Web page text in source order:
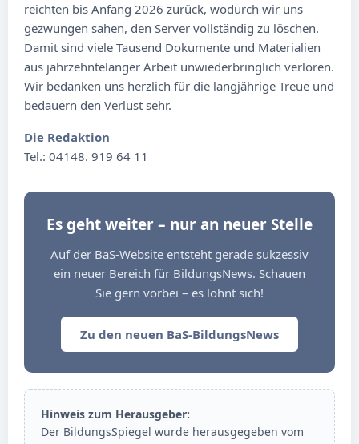
reichten bis Anfang 2026 zurück, wodurch wir uns
gezwungen sahen, den Server vollständig zu löschen.
Damit sind viele Tausend Dokumente und Materialien
aus jahrzehntelanger Arbeit unwiederbringlich verloren.
Wir bedanken uns herzlich für die langjährige Treue und
bedauern den Verlust sehr.
Die Redaktion
Tel.: 04148. 919 64 11
Es geht weiter – nur an neuer Stelle
Auf der BaS-Website entsteht gerade sukzessiv
ein neuer Bereich für BildungsNews. Schauen
Sie gern vorbei – es lohnt sich!
Zu den neuen BaS-BildungsNews
Hinweis zum Herausgeber:
Der BildungsSpiegel wurde herausgegeben vom